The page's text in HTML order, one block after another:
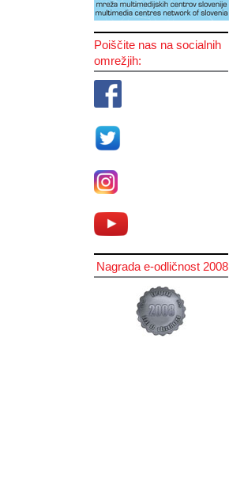
Poiščite nas na socialnih
omrežjih:
Nagrada e-odličnost 2008